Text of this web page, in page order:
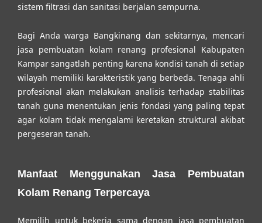
sistem filtrasi dan sanitasi berjalan sempurna.
Bagi Anda warga Bangkinang dan sekitarnya, mencari
jasa pembuatan kolam renang profesional Kabupaten
Kampar sangatlah penting karena kondisi tanah di setiap
wilayah memiliki karakteristik yang berbeda. Tenaga ahli
profesional akan melakukan analisis terhadap stabilitas
tanah guna menentukan jenis fondasi yang paling tepat
agar kolam tidak mengalami keretakan struktural akibat
pergeseran tanah.
Manfaat Menggunakan Jasa Pembuatan
Kolam Renang Terpercaya
Memilih untuk bekerja sama dengan jasa pembuatan